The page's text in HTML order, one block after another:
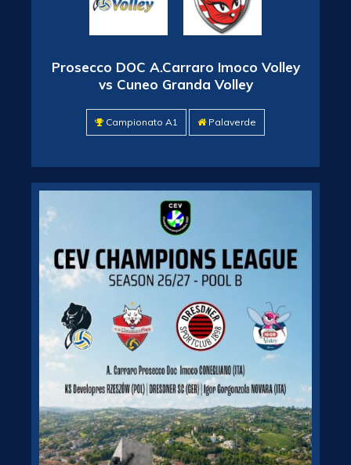
Prosecco DOC A.Carraro Imoco Volley
vs Cuneo Granda Volley
Campionato A1 Palaverde